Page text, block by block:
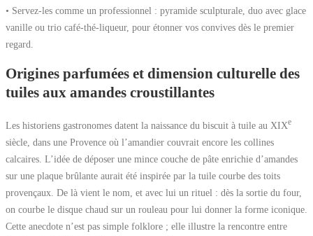
• Servez-les comme un professionnel : pyramide sculpturale, duo avec glace
vanille ou trio café-thé-liqueur, pour étonner vos convives dès le premier
regard.
Origines parfumées et dimension culturelle des
tuiles aux amandes croustillantes
Les historiens gastronomes datent la naissance du biscuit à tuile au XIXe
siècle, dans une Provence où l’amandier couvrait encore les collines
calcaires. L’idée de déposer une mince couche de pâte enrichie d’amandes
sur une plaque brûlante aurait été inspirée par la tuile courbe des toits
provençaux. De là vient le nom, et avec lui un rituel : dès la sortie du four,
on courbe le disque chaud sur un rouleau pour lui donner la forme iconique.
Cette anecdote n’est pas simple folklore ; elle illustre la rencontre entre